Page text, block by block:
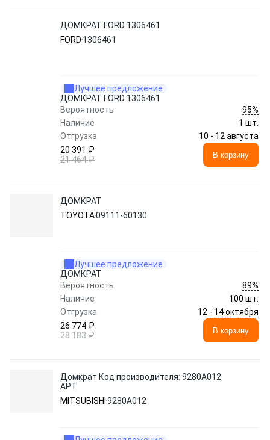
ДОМКРАТ FORD 1306461
FORD 1306461
Лучшее предложение
ДОМКРАТ FORD 1306461
Вероятность
95%
Наличие
1 шт.
Отгрузка
10 - 12 августа
20 391 ₽
21 464 ₽
В корзину
ДОМКРАТ
TOYOTA09111-60130
Лучшее предложение
ДОМКРАТ
Вероятность
89%
Наличие
100 шт.
Отгрузка
12 - 14 октября
26 774 ₽
28 183 ₽
В корзину
Домкрат Код производителя: 9280A012
АРТ
MITSUBISHI 9280A012